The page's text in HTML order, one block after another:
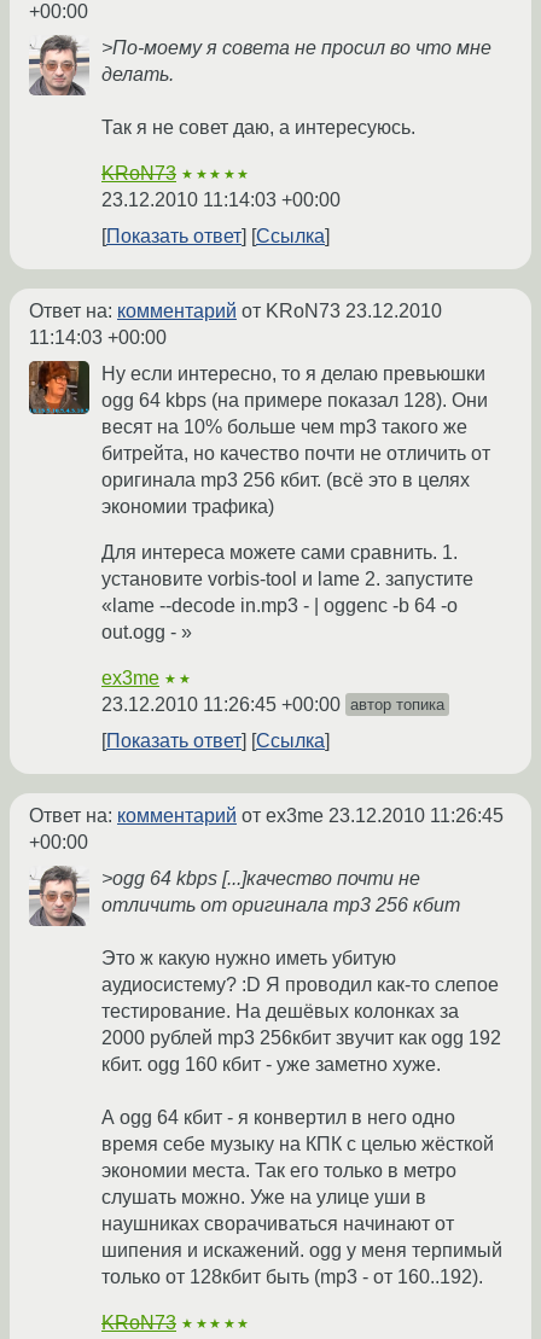
+00:00
>По-моему я совета не просил во что мне
делать.
Так я не совет даю, а интересуюсь.
KRoN73 ★★★★★
23.12.2010 11:14:03 +00:00
Показать ответ
Ссылка
Ответ на: комментарий от KRoN73 23.12.2010
11:14:03 +00:00
Ну если интересно, то я делаю превьюшки
ogg 64 kbps (на примере показал 128). Они
весят на 10% больше чем mp3 такого же
битрейта, но качество почти не отличить от
оригинала mp3 256 кбит. (всё это в целях
экономии трафика)
Для интереса можете сами сравнить. 1.
установите vorbis-tool и lame 2. запустите
«lame --decode in.mp3 - | oggenc -b 64 -o
out.ogg - »
ex3me ★★
23.12.2010 11:26:45 +00:00 автор топика
Показать ответ Ссылка
Ответ на: комментарий от ex3me 23.12.2010 11:26:45
+00:00
>ogg 64 kbps [...]качество почти не
отличить от оригинала mp3 256 кбит
Это ж какую нужно иметь убитую
аудиосистему? :D Я проводил как-то слепое
тестирование. На дешёвых колонках за
2000 рублей mp3 256кбит звучит как ogg 192
кбит. ogg 160 кбит - уже заметно хуже.
А ogg 64 кбит - я конвертил в него одно
время себе музыку на КПК с целью жёсткой
экономии места. Так его только в метро
слушать можно. Уже на улице уши в
наушниках сворачиваться начинают от
шипения и искажений. ogg у меня терпимый
только от 128кбит быть (mp3 - от 160..192).
KRoN73 ★★★★★